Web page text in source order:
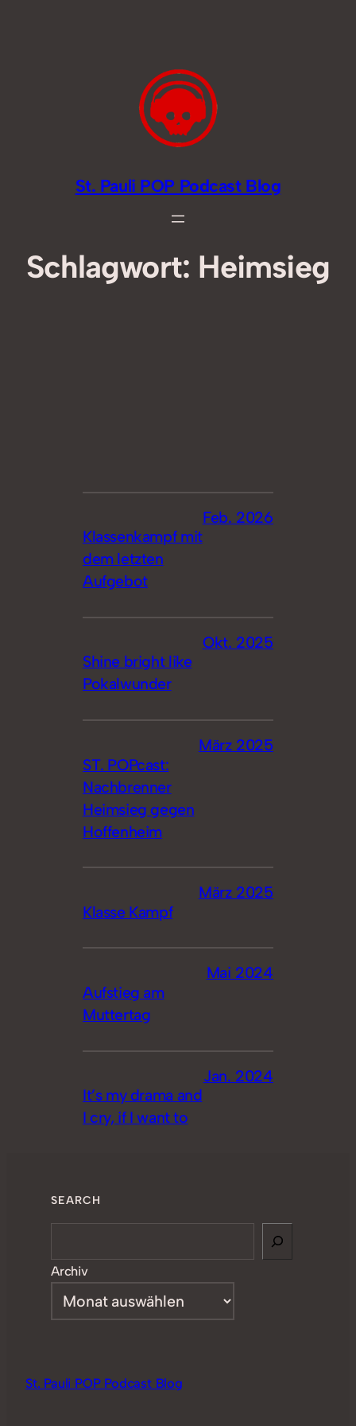
St. Pauli POP Podcast Blog
Schlagwort: Heimsieg
Klassenkampf mit
dem letzten
Aufgebot
Feb. 2026
Shine bright like
Pokalwunder
Okt. 2025
ST. POPcast:
Nachbrenner
Heimsieg gegen
Hoffenheim
März 2025
Klasse Kampf
März 2025
Aufstieg am
Muttertag
Mai 2024
It’s my drama and
I cry, if I want to
Jan. 2024
SEARCH
Archiv
St. Pauli POP Podcast Blog